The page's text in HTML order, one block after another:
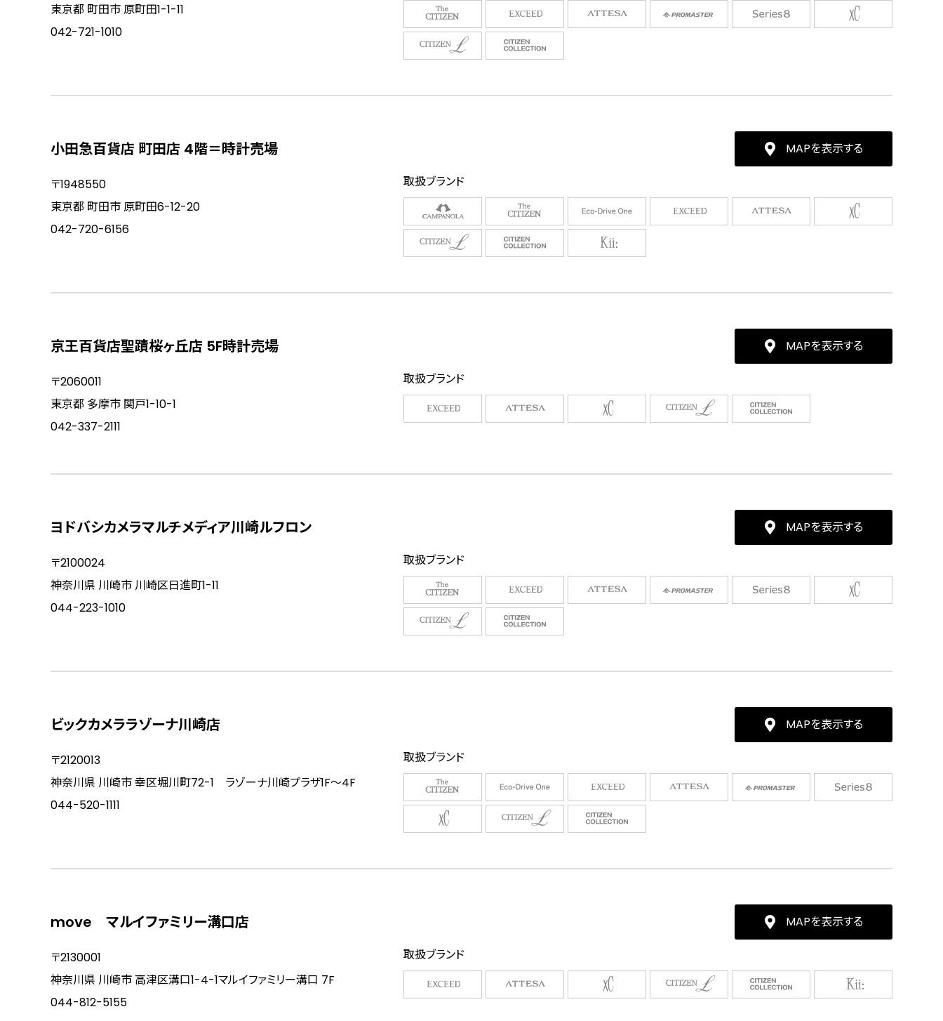
東京都 町田市 原町田1-1-11
042-721-1010
小田急百貨店 町田店 4階＝時計売場 MAPを表示する
〒1948550
東京都 町田市 原町田6-12-20
042-720-6156
取扱ブランド
京王百貨店聖蹟桜ヶ丘店 5F時計売場 MAPを表示する
〒2060011
東京都 多摩市 関戸1-10-1
042-337-2111
取扱ブランド
ヨドバシカメラマルチメディア川崎ルフロン MAPを表示する
〒2100024
神奈川県 川崎市 川崎区日進町1-11
044-223-1010
取扱ブランド
ビックカメララゾーナ川崎店 MAPを表示する
〒2120013
神奈川県 川崎市 幸区堀川町72-1 ラゾーナ川崎プラザ1F～4F
044-520-1111
取扱ブランド
move マルイファミリー溝口店 MAPを表示する
〒2130001
神奈川県 川崎市 高津区溝口1-4-1マルイファミリー溝口 7F
044-812-5155
取扱ブランド